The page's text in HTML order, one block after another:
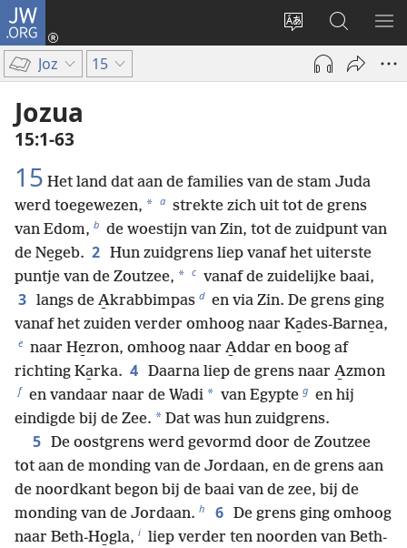
JW.ORG
Taal
site
wijzigen
Inloggen
(opent
venster)
Zoeken
op
JW.ORG
Joz 15
Jozua
15:1-63
15 Het land dat aan de families van de stam Juda
werd toegewezen, * a strekte zich uit tot de grens
van Edom, b de woestijn van Zin, tot de zuidpunt van
de Ne̱geb. 2 Hun zuidgrens liep vanaf het uiterste
puntje van de Zoutzee, * c vanaf de zuidelijke baai,
3 langs de A̱krabbimpas d en via Zin. De grens ging
vanaf het zuiden verder omhoog naar Ka̱des-Barne̱a,
e naar He̱zron, omhoog naar A̱ddar en boog af
richting Ka̱rka. 4 Daarna liep de grens naar A̱zmon
f en vandaar naar de Wadi * van Egypte g en hij
eindigde bij de Zee. * Dat was hun zuidgrens.
5 De oostgrens werd gevormd door de Zoutzee
tot aan de monding van de Jordaan, en de grens aan
de noordkant begon bij de baai van de zee, bij de
monding van de Jordaan. h 6 De grens ging omhoog
naar Beth-Ho̱gla, i liep verder ten noorden van Beth-